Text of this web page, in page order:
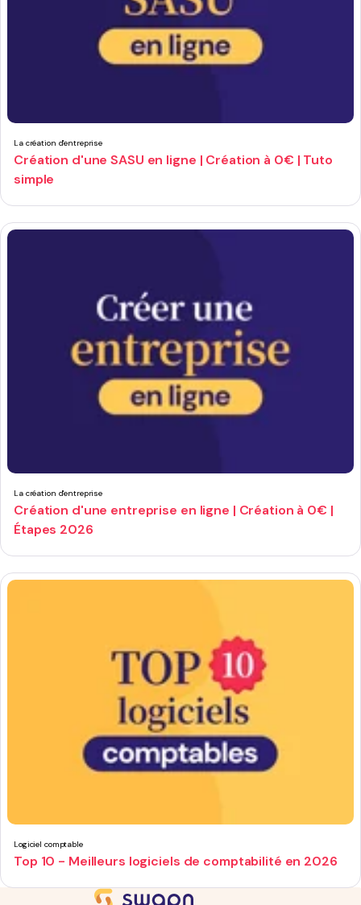
La création d'entreprise
Création d'une SASU en ligne | Création à 0€ | Tuto
simple
La création d'entreprise
Création d'une entreprise en ligne | Création à 0€ |
Étapes 2026
Logiciel comptable
Top 10 - Meilleurs logiciels de comptabilité en 2026